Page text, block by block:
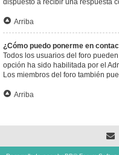
dispuesto a recibir una respuesta
Arriba
¿Cómo puedo ponerme en
Todos los usuarios del foro
opción ha sido habilitada por el
Los miembros del foro también
Arriba